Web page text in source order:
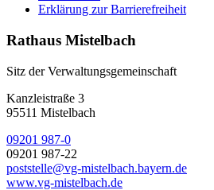
Erklärung zur Barrierefreiheit
Rathaus Mistelbach
Sitz der Verwaltungsgemeinschaft
Kanzleistraße 3
95511 Mistelbach
09201 987-0
09201 987-22
poststelle@vg-mistelbach.bayern.de
www.vg-mistelbach.de